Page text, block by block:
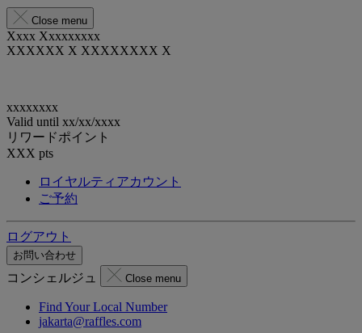
Close menu
Xxxx Xxxxxxxxx
XXXXXX X XXXXXXXX X
xxxxxxxx
Valid until xx/xx/xxxx
リワードポイント
XXX pts
ロイヤルティアカウント
ご予約
ログアウト
お問い合わせ
コンシェルジュ Close menu
Find Your Local Number
jakarta@raffles.com